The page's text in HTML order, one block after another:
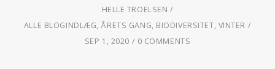
HELLE TROELSEN
ALLE BLOGINDLÆG,ÅRETS GANG, BIODIVERSITET, VINTER
SEP 1, 2020
0 COMMENTS